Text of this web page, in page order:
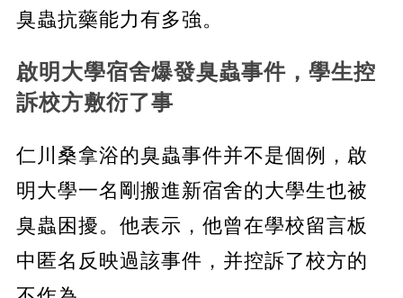
臭蟲抗藥能力有多強。
啟明大學宿舍爆發臭蟲事件，學生控
訴校方敷衍了事
仁川桑拿浴的臭蟲事件并不是個例，啟
明大學一名剛搬進新宿舍的大學生也被
臭蟲困擾。他表示，他曾在學校留言板
中匿名反映過該事件，并控訴了校方的